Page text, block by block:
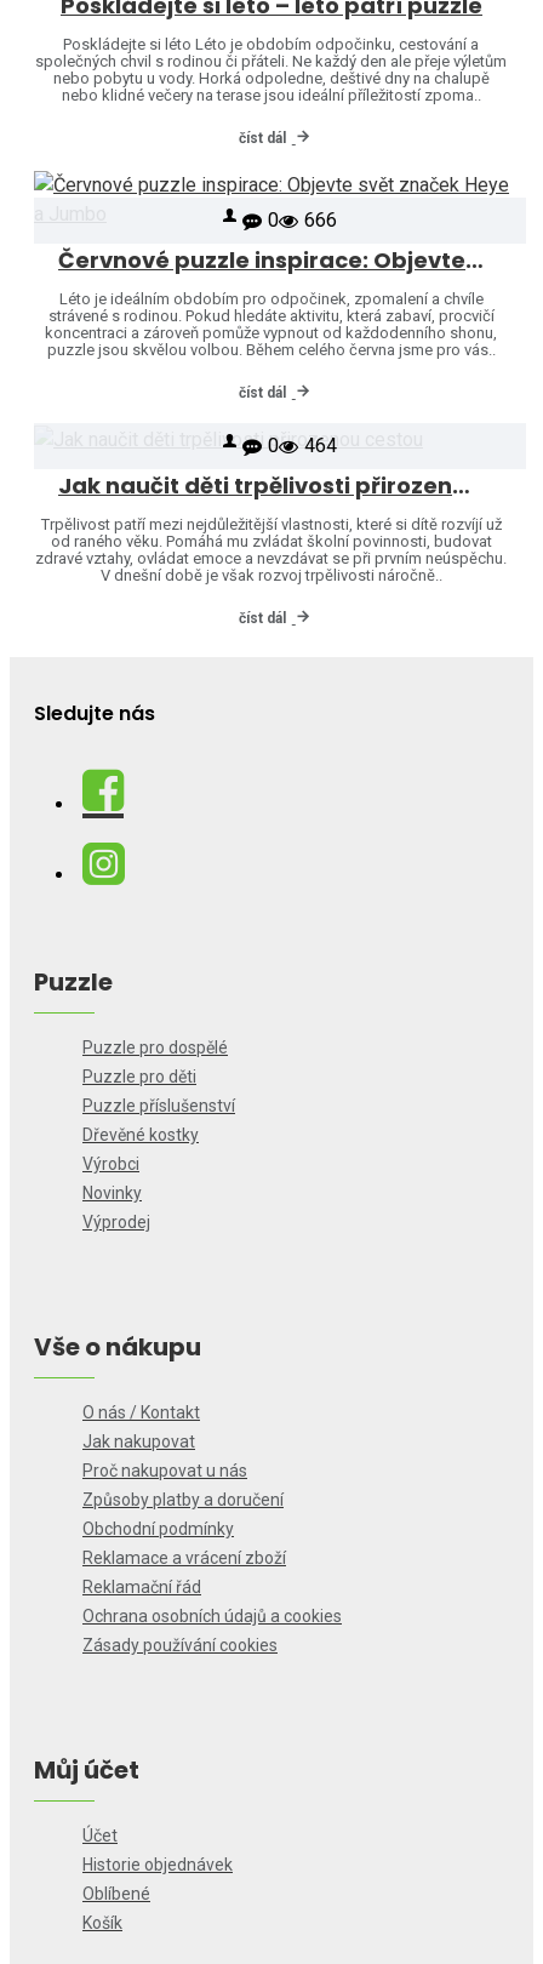
Poskládejte si léto Léto je obdobím odpočinku, cestování a
společných chvil s rodinou či přáteli. Ne každý den ale přeje výletům
nebo pobytu u vody. Horká odpoledne, deštivé dny na chalupě
nebo klidné večery na terase jsou ideální příležitostí zpoma..
číst dál
0 666
Červnové puzzle inspirace: Objevte svět značek Heye a Jumbo
Léto je ideálním obdobím pro odpočinek, zpomalení a chvíle
strávené s rodinou. Pokud hledáte aktivitu, která zabaví, procvičí
koncentraci a zároveň pomůže vypnout od každodenního shonu,
puzzle jsou skvělou volbou. Během celého června jsme pro vás..
číst dál
0 464
Jak naučit děti trpělivosti přirozenou cestou
Trpělivost patří mezi nejdůležitější vlastnosti, které si dítě rozvíjí už
od raného věku. Pomáhá mu zvládat školní povinnosti, budovat
zdravé vztahy, ovládat emoce a nevzdávat se při prvním neúspěchu.
V dnešní době je však rozvoj trpělivosti náročně..
číst dál
Sledujte nás
Puzzle
Puzzle pro dospělé
Puzzle pro děti
Puzzle příslušenství
Dřevěné kostky
Výrobci
Novinky
Výprodej
Vše o nákupu
O nás / Kontakt
Jak nakupovat
Proč nakupovat u nás
Způsoby platby a doručení
Obchodní podmínky
Reklamace a vrácení zboží
Reklamační řád
Ochrana osobních údajů a cookies
Zásady používání cookies
Můj účet
Účet
Historie objednávek
Oblíbené
Košík